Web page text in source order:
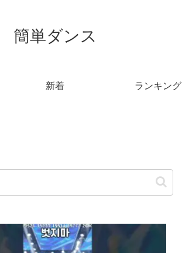
簡単ダンス
新着 ランキング